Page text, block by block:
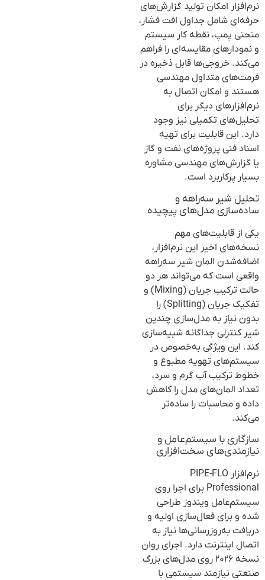
نرم‌افزار امکان تولید گزارش‌های
حرفه‌ای شامل جداول افت فشار،
منحنی پمپ، نقطه کار سیستم
و نمودارهای مقایسه‌ای را فراهم
می‌کند. خروجی‌ها قابل ذخیره در
فرمت‌های متداول مهندسی
هستند و امکان اتصال به
نرم‌افزارهای دیگر برای
تحلیل‌های تکمیلی نیز وجود
دارد. این قابلیت برای تهیه
اسناد فنی پروژه‌های نفت و گاز
یا گزارش‌های مهندسی مشاوره
بسیار پرکاربرد است.
تحلیل شیر سه‌راهه و
ساده‌سازی مدل‌های پیچیده
یکی از قابلیت‌های مهم
نسخه‌های اخیر این نرم‌افزار،
اضافه‌شدن المان شیر سه‌راهه
واقعی است که می‌تواند هر دو
حالت ترکیب جریان (Mixing) و
تفکیک جریان (Splitting) را
بدون نیاز به مدل‌سازی چندین
شیر کنترلی جداگانه شبیه‌سازی
کند. این ویژگی به‌خصوص در
سیستم‌های تهویه مطبوع و
خطوط ترکیب آب گرم و سرد،
تعداد المان‌های مدل را کاهش
داده و محاسبات را ساده‌تر
می‌کند.
سازگاری با سیستم‌عامل و
نیازمندی‌های سخت‌افزاری
نرم‌افزار PIPE-FLO
Professional برای اجرا روی
سیستم‌عامل ویندوز طراحی
شده و برای فعال‌سازی اولیه و
دریافت به‌روزرسانی‌ها نیاز به
اتصال اینترنت دارد. اجرای روان
نسخه ۲۰۲۶ روی مدل‌های بزرگ
صنعتی نیازمند سیستمی با